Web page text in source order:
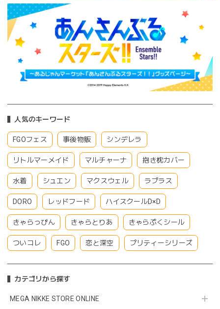
人気のキーワード
FGOフェス 事後物販 シンデレラ
リトルマーメイド マルチャーナ 抱き枕カバー
水着 シュエン マクスウェル ラプラス
DORO レッドフード ハイスクールD×D
きゃらっぴん きゃらとりあ きゃらぷくシール
ついコレ FGO 恋と深空 プリティーシリーズ
カテゴリから探す
MEGA NIKKE STORE ONLINE